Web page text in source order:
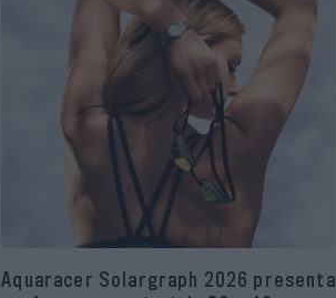
Aquaracer Solargraph 2026 presenta